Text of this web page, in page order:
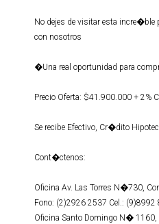
No dejes de visitar esta incre�ble
con nosotros
�Una real oportunidad para
Precio Oferta: $41.900.000 + 2%
Se recibe Efectivo, Cr�dito
Cont�ctenos:
Oficina Av. Las Torres N�730,
Fono: (2)2926 2537 Cel.: (9)8992
Oficina Santo Domingo N� 1160,